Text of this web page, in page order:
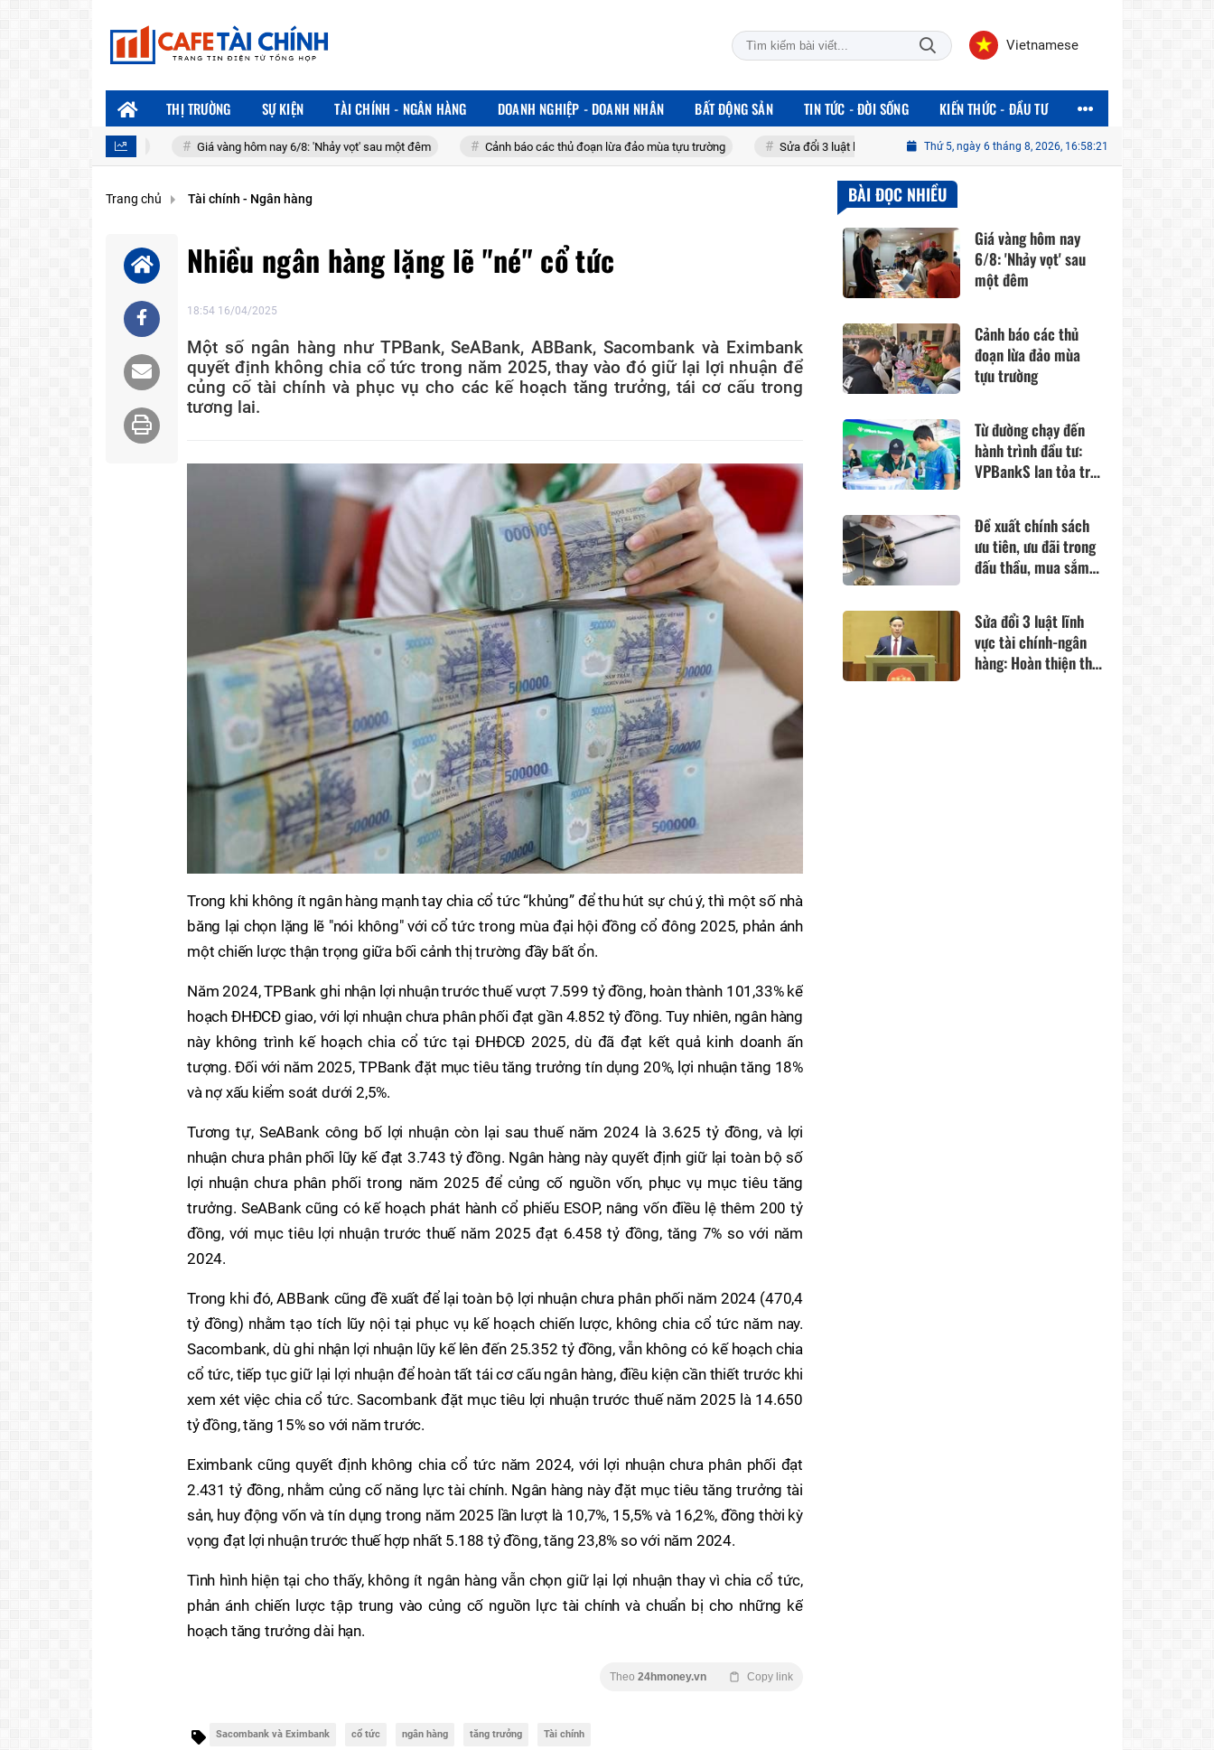
Vietnamese
THỊ TRƯỜNG SỰ KIỆN TÀI CHÍNH - NGÂN HÀNG DOANH NGHIỆP - DOANH NHÂN BẤT ĐỘNG SẢN TIN TỨC - ĐỜI SỐNG KIẾN THỨC - ĐẦU TƯ
Giá vàng hôm nay 6/8: 'Nhảy vọt' sau một đêm Cảnh báo các thủ đoạn lừa đảo mùa tựu trường Sửa đổi 3 luật lĩnh vực tài chính-ngân hàng: Hoàn thiện thể chế, thúc đẩy phát triển thị trường vốn
Thứ 5, ngày 6 tháng 8, 2026, 16:58:23
Trang chủ Tài chính - Ngân hàng
Nhiều ngân hàng lặng lẽ "né" cổ tức
18:54 16/04/2025
Một số ngân hàng như TPBank, SeABank, ABBank, Sacombank và Eximbank
quyết định không chia cổ tức trong năm 2025, thay vào đó giữ lại lợi nhuận để
củng cố tài chính và phục vụ cho các kế hoạch tăng trưởng, tái cơ cấu trong
tương lai.
Trong khi không ít ngân hàng mạnh tay chia cổ tức “khủng” để thu hút sự chú ý, thì một số nhà
băng lại chọn lặng lẽ "nói không" với cổ tức trong mùa đại hội đồng cổ đông 2025, phản ánh
một chiến lược thận trọng giữa bối cảnh thị trường đầy bất ổn.
Năm 2024, TPBank ghi nhận lợi nhuận trước thuế vượt 7.599 tỷ đồng, hoàn thành 101,33% kế
hoạch ĐHĐCĐ giao, với lợi nhuận chưa phân phối đạt gần 4.852 tỷ đồng. Tuy nhiên, ngân hàng
này không trình kế hoạch chia cổ tức tại ĐHĐCĐ 2025, dù đã đạt kết quả kinh doanh ấn
tượng. Đối với năm 2025, TPBank đặt mục tiêu tăng trưởng tín dụng 20%, lợi nhuận tăng 18%
và nợ xấu kiểm soát dưới 2,5%.
Tương tự, SeABank công bố lợi nhuận còn lại sau thuế năm 2024 là 3.625 tỷ đồng, và lợi
nhuận chưa phân phối lũy kế đạt 3.743 tỷ đồng. Ngân hàng này quyết định giữ lại toàn bộ số
lợi nhuận chưa phân phối trong năm 2025 để củng cố nguồn vốn, phục vụ mục tiêu tăng
trưởng. SeABank cũng có kế hoạch phát hành cổ phiếu ESOP, nâng vốn điều lệ thêm 200 tỷ
đồng, với mục tiêu lợi nhuận trước thuế năm 2025 đạt 6.458 tỷ đồng, tăng 7% so với năm
2024.
Trong khi đó, ABBank cũng đề xuất để lại toàn bộ lợi nhuận chưa phân phối năm 2024 (470,4
tỷ đồng) nhằm tạo tích lũy nội tại phục vụ kế hoạch chiến lược, không chia cổ tức năm nay.
Sacombank, dù ghi nhận lợi nhuận lũy kế lên đến 25.352 tỷ đồng, vẫn không có kế hoạch chia
cổ tức, tiếp tục giữ lại lợi nhuận để hoàn tất tái cơ cấu ngân hàng, điều kiện cần thiết trước khi
xem xét việc chia cổ tức. Sacombank đặt mục tiêu lợi nhuận trước thuế năm 2025 là 14.650
tỷ đồng, tăng 15% so với năm trước.
Eximbank cũng quyết định không chia cổ tức năm 2024, với lợi nhuận chưa phân phối đạt
2.431 tỷ đồng, nhằm củng cố năng lực tài chính. Ngân hàng này đặt mục tiêu tăng trưởng tài
sản, huy động vốn và tín dụng trong năm 2025 lần lượt là 10,7%, 15,5% và 16,2%, đồng thời kỳ
vọng đạt lợi nhuận trước thuế hợp nhất 5.188 tỷ đồng, tăng 23,8% so với năm 2024.
Tình hình hiện tại cho thấy, không ít ngân hàng vẫn chọn giữ lại lợi nhuận thay vì chia cổ tức,
phản ánh chiến lược tập trung vào củng cố nguồn lực tài chính và chuẩn bị cho những kế
hoạch tăng trưởng dài hạn.
Theo 24hmoney.vn Copy link
Sacombank và Eximbank cổ tức ngân hàng tăng trưởng Tài chính
BÀI ĐỌC NHIỀU
Giá vàng hôm nay
6/8: 'Nhảy vọt' sau
một đêm
Cảnh báo các thủ
đoạn lừa đảo mùa
tựu trường
Từ đường chạy đến
hành trình đầu tư:
VPBankS lan tỏa trải
Đề xuất chính sách
ưu tiên, ưu đãi trong
đấu thầu, mua sắm
trong nước
Sửa đổi 3 luật lĩnh
vực tài chính-ngân
hàng: Hoàn thiện thể